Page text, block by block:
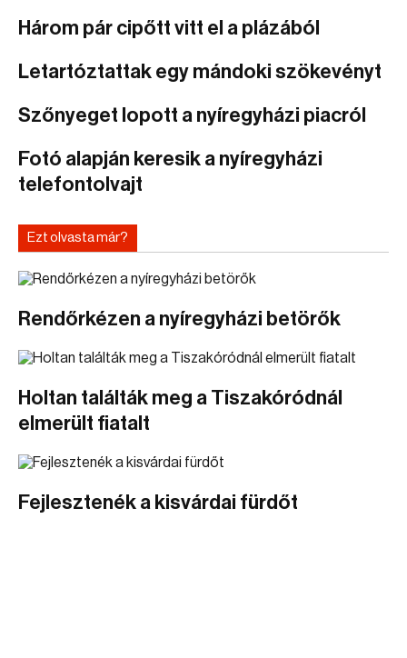
Három pár cipőtt vitt el a plázából
Letartóztattak egy mándoki szökevényt
Szőnyeget lopott a nyíregyházi piacról
Fotó alapján keresik a nyíregyházi
telefontolvajt
Ezt olvasta már?
Rendőrkézen a nyíregyházi betörők
Holtan találták meg a Tiszakóródnál
elmerült fiatalt
Fejlesztenék a kisvárdai fürdőt